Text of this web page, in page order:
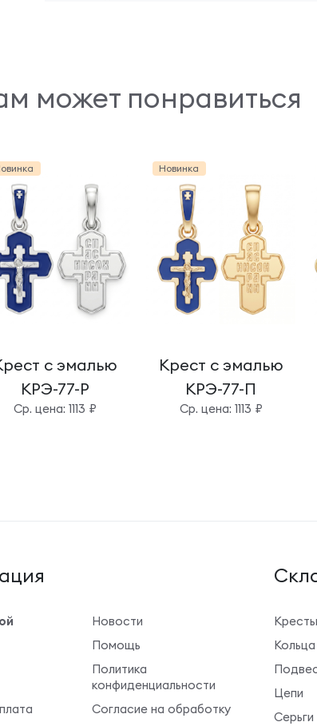
может понравиться
с эмалью
КРЭ-77-Р
Cр. цена: 1113 ₽
Новинка
Крест с эмалью
КРЭ-77-П
Cр. цена: 1113 ₽
Новости
Помощь
Политика
конфиденциальности
Согласие на обработку
Кресты
Кольца
Цепи
Серьги